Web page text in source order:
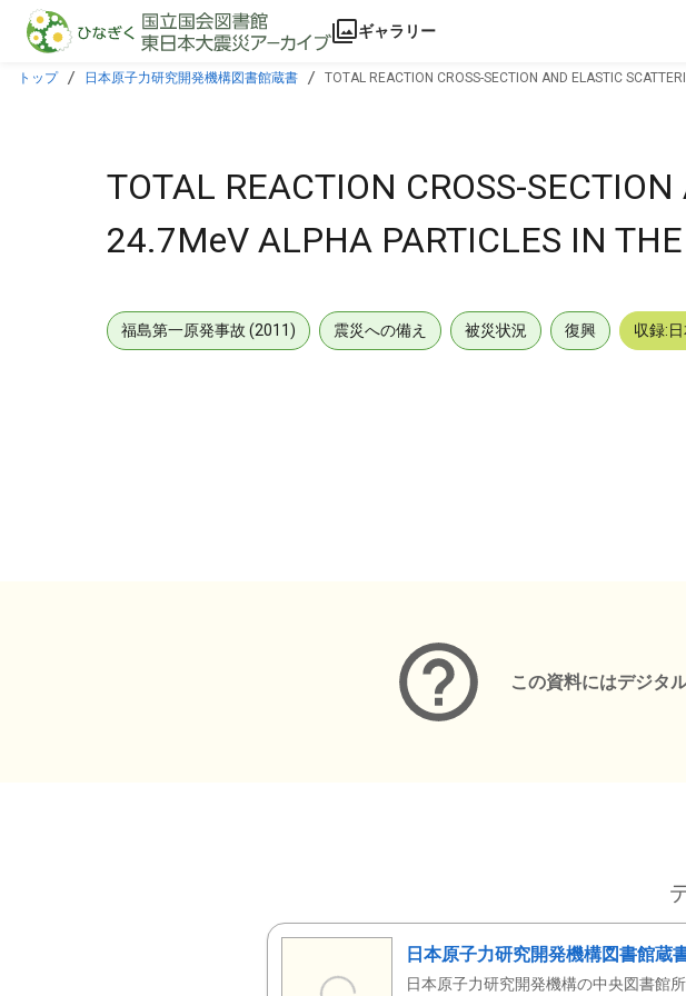
本文に飛ぶ
ギャラリー
トップ 日本原子力研究開発機構図書館蔵書 TOTAL REACTION CROSS-SECTION AND ELASTIC
TOTAL REACTION CROSS-
24.7MeV ALPHA PARTICLES IN
福島第一原発事故 (2011) 震災への備え 被災状況 復興 収録:
この資料にはデジタ
日本原子力研究開発機構図書館蔵
日本原子力研究開発機構の中央図書館